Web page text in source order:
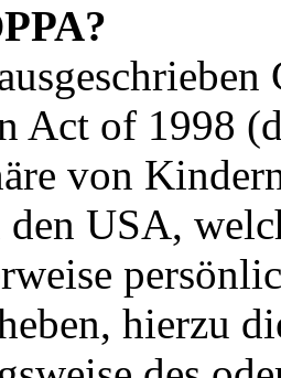
Act of 1998
von
den USA,
hierzu